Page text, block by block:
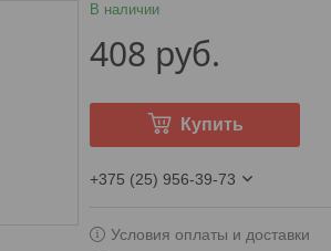
В наличии
408 руб.
Купить
+375 (25) 956-39-73
Условия оплаты и доставки